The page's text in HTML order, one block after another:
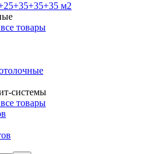
м2
товары
системы
товары